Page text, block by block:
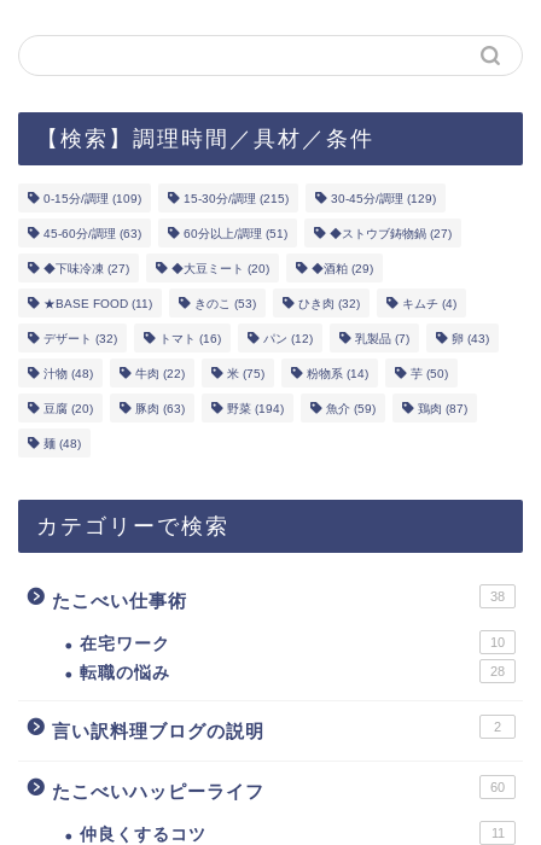
【検索】調理時間／具材／条件
0-15分/調理 (109) 15-30分/調理 (215) 30-45分/調理 (129)
45-60分/調理 (63) 60分以上/調理 (51) ◆ストウブ鋳物鍋 (27)
◆下味冷凍 (27) ◆大豆ミート (20) ◆酒粕 (29)
★BASE FOOD (11) きのこ (53) ひき肉 (32) キムチ (4)
デザート (32) トマト (16) パン (12) 乳製品 (7) 卵 (43)
汁物 (48) 牛肉 (22) 米 (75) 粉物系 (14) 芋 (50)
豆腐 (20) 豚肉 (63) 野菜 (194) 魚介 (59) 鶏肉 (87)
麺 (48)
カテゴリーで検索
たこべい仕事術 38
在宅ワーク 10
転職の悩み 28
言い訳料理ブログの説明 2
たこべいハッピーライフ 60
仲良くするコツ 11